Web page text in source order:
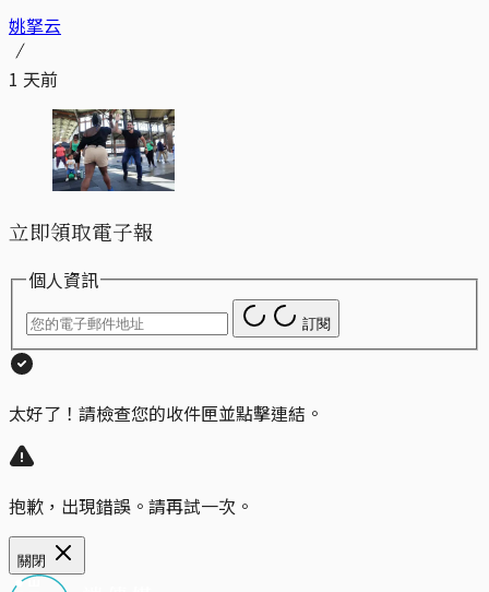
姚拏云
1 天前
立即領取電子報
個人資訊
訂閱
太好了！請檢查您的收件匣並點擊連結。
抱歉，出現錯誤。請再試一次。
關閉